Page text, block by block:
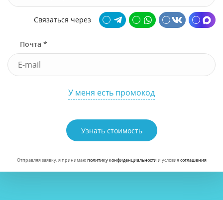
Связаться через
Почта *
У меня есть промокод
Узнать стоимость
Отправляя заявку, я принимаюполитику конфиденциальности и условиясоглашения